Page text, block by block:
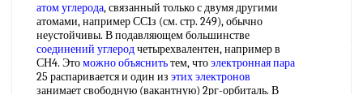
атом углерода, связанный только с двумя другими
атомами, например СС1з (см. стр. 249), обычно
неустойчивы. В подавляющем большинстве
соединений углеродчетырехвалентен, например в
СН4. Этоможно объяснитьтем, чтоэлектронная пара
25 распаривается и один из этих электронов
занимает свободную (вакантную) 2рг-орбиталь. В